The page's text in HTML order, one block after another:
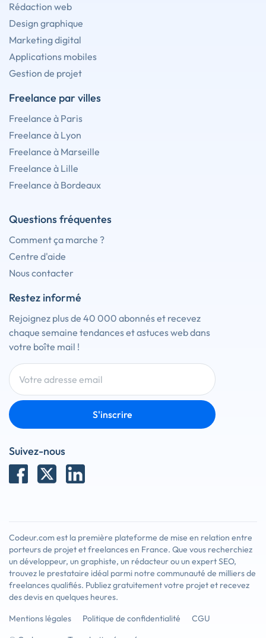
Rédaction web
Design graphique
Marketing digital
Applications mobiles
Gestion de projet
Freelance par villes
Freelance à Paris
Freelance à Lyon
Freelance à Marseille
Freelance à Lille
Freelance à Bordeaux
Questions fréquentes
Comment ça marche ?
Centre d'aide
Nous contacter
Restez informé
Rejoignez plus de 40 000 abonnés et recevez
chaque semaine tendances et astuces web dans
votre boîte mail !
S'inscrire
Suivez-nous
Codeur.com est la première plateforme de mise en relation entre
porteurs de projet et freelances en France. Que vous recherchiez
un développeur, un graphiste, un rédacteur ou un expert SEO,
trouvez le prestataire idéal parmi notre communauté de milliers de
freelances qualifiés. Publiez gratuitement votre projet et recevez
des devis en quelques heures.
Mentions légales
Politique de confidentialité
CGU